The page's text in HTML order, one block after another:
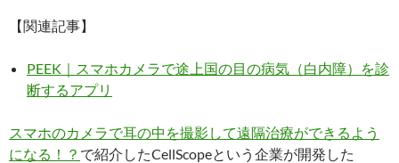
【関連記事】
PEEK｜スマホカメラで途上国の目の病気（白内障）を診
断するアプリ
スマホのカメラで耳の中を撮影して遠隔治療ができるよう
になる！？ で紹介したCellScopeという企業が開発した